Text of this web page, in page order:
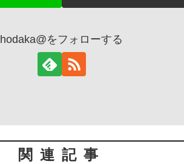
hodaka@をフォローする
関連記事